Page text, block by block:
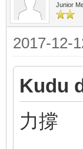
Junior
2017-12-
Kudu
力撐